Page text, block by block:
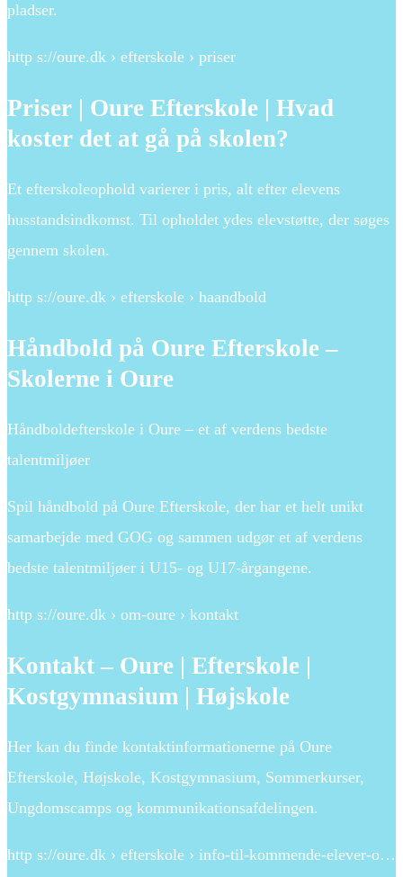
pladser.
http s://oure.dk › efterskole › priser
Priser | Oure Efterskole | Hvad
koster det at gå på skolen?
Et efterskoleophold varierer i pris, alt efter elevens
husstandsindkomst. Til opholdet ydes elevstøtte, der søges
gennem skolen.
http s://oure.dk › efterskole › haandbold
Håndbold på Oure Efterskole –
Skolerne i Oure
Håndboldefterskole i Oure – et af verdens bedste
talentmiljøer
Spil håndbold på Oure Efterskole, der har et helt unikt
samarbejde med GOG og sammen udgør et af verdens
bedste talentmiljøer i U15- og U17-årgangene.
http s://oure.dk › om-oure › kontakt
Kontakt – Oure | Efterskole |
Kostgymnasium | Højskole
Her kan du finde kontaktinformationerne på Oure
Efterskole, Højskole, Kostgymnasium, Sommerkurser,
Ungdomscamps og kommunikationsafdelingen.
http s://oure.dk › efterskole › info-til-kommende-elever-o…